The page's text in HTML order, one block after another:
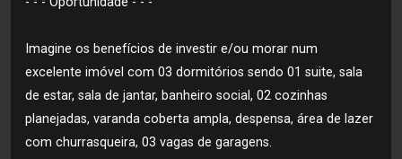
Imagine os benefícios de investir e/ou morar num
excelente imóvel com 03 dormitórios sendo 01 suite, sala
de estar, sala de jantar, banheiro social, 02 cozinhas
planejadas, varanda coberta ampla, despensa, área de lazer
com churrasqueira, 03 vagas de garagens.